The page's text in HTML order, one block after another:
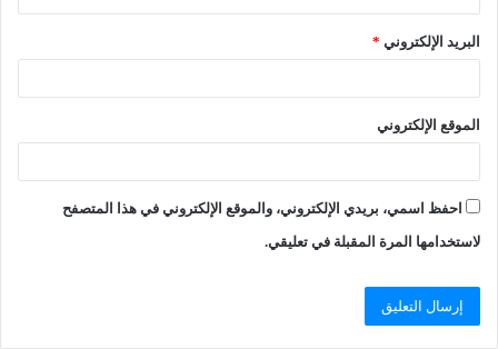
البريد الإلكتروني *
الموقع الإلكتروني
احفظ اسمي، بريدي الإلكتروني، والموقع الإلكتروني في هذا المتصفح
لاستخدامها المرة المقبلة في تعليقي.